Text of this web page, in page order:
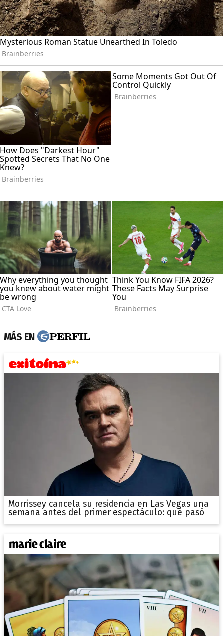
MÁS EN
Morrissey cancela su residencia en Las Vegas una
semana antes del primer espectáculo: qué pasó